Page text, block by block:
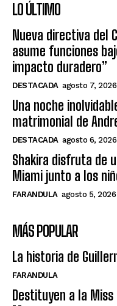
LO ÚLTIMO
Nueva directiva del
asume funciones
impacto duradero”
DESTACADA agosto 7, 2026
Una noche
matrimonial de
DESTACADA agosto 6, 2026
Shakira disfruta de
Miami junto a los
FARANDULA agosto 5, 2026
MÁS POPULAR
La historia de
FARANDULA
Destituyen a la Miss